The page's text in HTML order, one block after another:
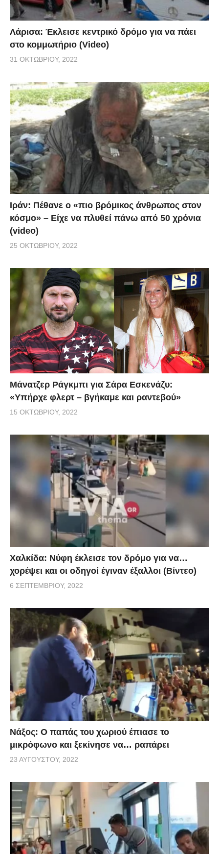
Λάρισα: Έκλεισε κεντρικό δρόμο για να πάει
στο κομμωτήριο (Video)
31 ΟΚΤΩΒΡΊΟΥ, 2022
Ιράν: Πέθανε ο «πιο βρόμικος άνθρωπος στον
κόσμο» – Είχε να πλυθεί πάνω από 50 χρόνια
(video)
25 ΟΚΤΩΒΡΊΟΥ, 2022
Μάνατζερ Ράγκμπι για Σάρα Εσκενάζυ:
«Υπήρχε φλερτ – βγήκαμε και ραντεβού»
15 ΟΚΤΩΒΡΊΟΥ, 2022
Χαλκίδα: Νύφη έκλεισε τον δρόμο για να…
χορέψει και οι οδηγοί έγιναν έξαλλοι (Βίντεο)
6 ΣΕΠΤΕΜΒΡΊΟΥ, 2022
Νάξος: Ο παπάς του χωριού έπιασε το
μικρόφωνο και ξεκίνησε να… ραπάρει
23 ΑΥΓΟΎΣΤΟΥ, 2022